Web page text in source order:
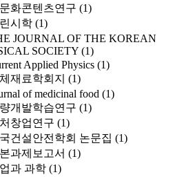
화콘텐츠연구 (1)
시학 (1)
JOURNAL OF THE KOREAN
SOCIETY (1)
Applied Physics (1)
재료학회지 (1)
of medicinal food (1)
개발학습연구 (1)
창업연구 (1)
건설안전학회 논문집 (1)
과제보고서 (1)
과 과학 (1)